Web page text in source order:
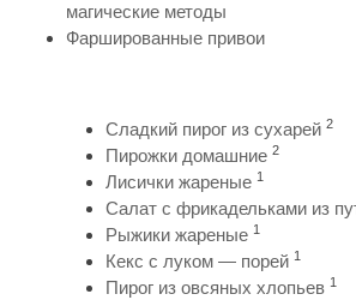
магические методы
Фаршированные привои
Сладкий пирог из сухарей 2
Пирожки домашние 2
Лисички жареные 1
Салат с фрикадельками из
Рыжики жареные 1
Кекс с луком — порей 1
Пирог из овсяных хлопьев 1